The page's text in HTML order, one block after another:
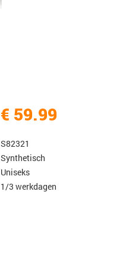
€ 59.99
S82321
Synthetisch
Uniseks
1/3 werkdagen